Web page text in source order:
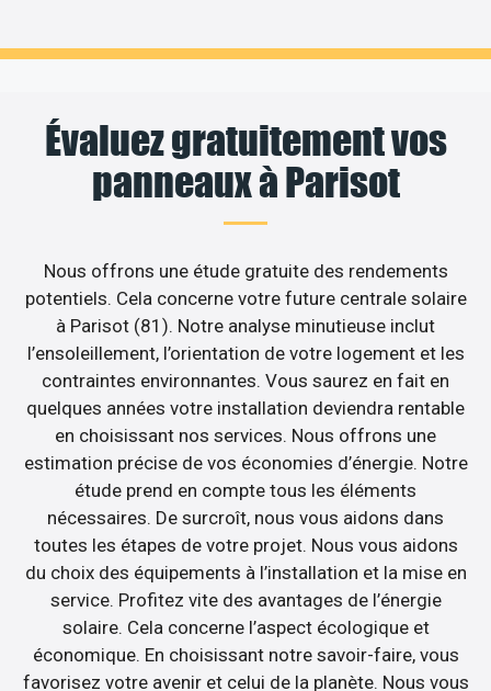
Évaluez gratuitement vos
panneaux à Parisot
Nous offrons une étude gratuite des rendements
potentiels. Cela concerne votre future centrale solaire
à Parisot (81). Notre analyse minutieuse inclut
l’ensoleillement, l’orientation de votre logement et les
contraintes environnantes. Vous saurez en fait en
quelques années votre installation deviendra rentable
en choisissant nos services. Nous offrons une
estimation précise de vos économies d’énergie. Notre
étude prend en compte tous les éléments
nécessaires. De surcroît, nous vous aidons dans
toutes les étapes de votre projet. Nous vous aidons
du choix des équipements à l’installation et la mise en
service. Profitez vite des avantages de l’énergie
solaire. Cela concerne l’aspect écologique et
économique. En choisissant notre savoir-faire, vous
favorisez votre avenir et celui de la planète. Nous vous